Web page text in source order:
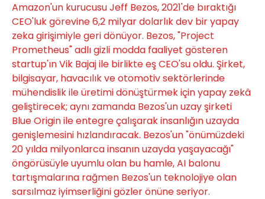
Amazon'un kurucusu Jeff Bezos, 2021'de bıraktığı
CEO'luk görevine 6,2 milyar dolarlık dev bir yapay
zeka girişimiyle geri dönüyor. Bezos, "Project
Prometheus" adlı gizli modda faaliyet gösteren
startup'ın Vik Bajaj ile birlikte eş CEO'su oldu. Şirket,
bilgisayar, havacılık ve otomotiv sektörlerinde
mühendislik ile üretimi dönüştürmek için yapay zekâ
geliştirecek; aynı zamanda Bezos'un uzay şirketi
Blue Origin ile entegre çalışarak insanlığın uzayda
genişlemesini hızlandıracak. Bezos'un "önümüzdeki
20 yılda milyonlarca insanın uzayda yaşayacağı"
öngörüsüyle uyumlu olan bu hamle, AI balonu
tartışmalarına rağmen Bezos'un teknolojiye olan
sarsılmaz iyimserliğini gözler önüne seriyor.